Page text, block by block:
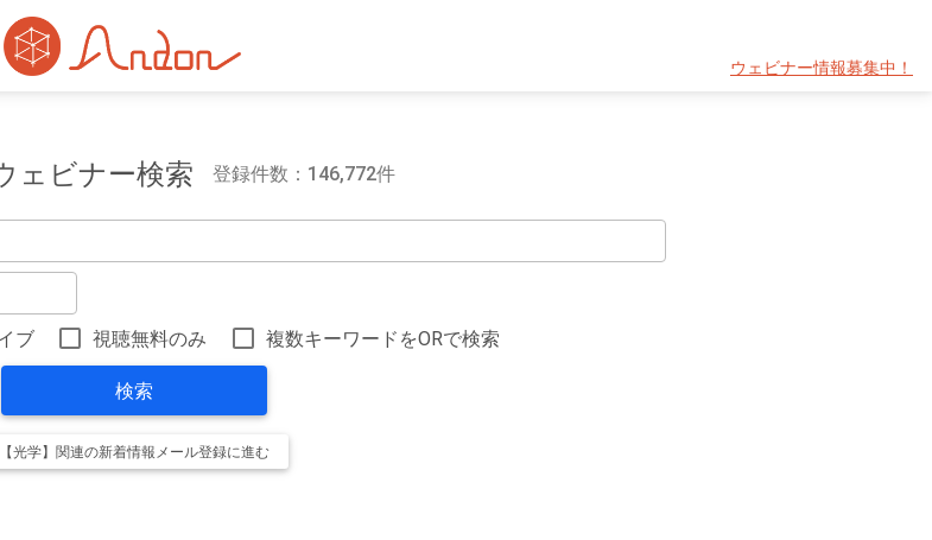
ウェビナー情報募集中！
ェビナー検索 登録件数：146,772件
ブ 視聴無料のみ 複数キーワードをORで検索
検索
【光学】関連の新着情報メール登録に進む